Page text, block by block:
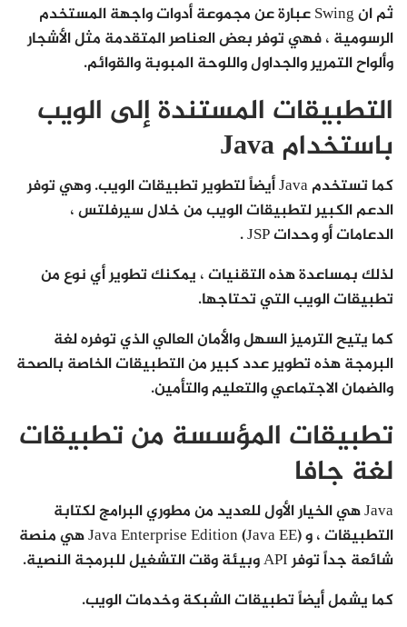
ثم ان Swing عبارة عن مجموعة أدوات واجهة المستخدم
الرسومية ، فهي توفر بعض العناصر المتقدمة مثل الأشجار
وألواح التمرير والجداول واللوحة المبوبة والقوائم.
التطبيقات المستندة إلى الويب
باستخدام Java
كما تستخدم Java أيضاً لتطوير تطبيقات الويب. وهي توفر
الدعم الكبير لتطبيقات الويب من خلال سيرفلتس ،
الدعامات أو وحدات JSP .
لذلك بمساعدة هذه التقنيات ، يمكنك تطوير أي نوع من
تطبيقات الويب التي تحتاجها.
كما يتيح الترميز السهل والأمان العالي الذي توفره لغة
البرمجة هذه تطوير عدد كبير من التطبيقات الخاصة بالصحة
والضمان الاجتماعي والتعليم والتأمين.
تطبيقات المؤسسة من تطبيقات
لغة جافا
Java هي الخيار الأول للعديد من مطوري البرامج لكتابة
التطبيقات ، و Java Enterprise Edition (Java EE) هي منصة
شائعة جداً توفر API وبيئة وقت التشغيل للبرمجة النصية.
كما يشمل أيضاً تطبيقات الشبكة وخدمات الويب.